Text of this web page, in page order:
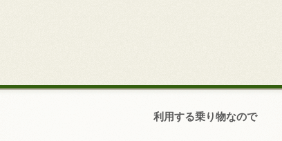
利用する乗り物なので